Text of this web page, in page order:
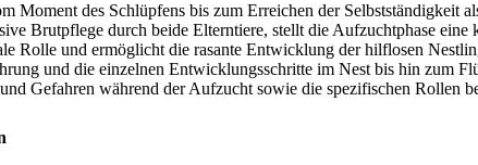
Moment des Schlüpfens bis zum Erreichen der Selbstständigkeit
Brutpflege durch beide Elterntiere, stellt die Aufzuchtphase
Rolle und ermöglicht die rasante Entwicklung der hilflosen
und die einzelnen Entwicklungsschritte im Nest bis hin zum
Gefahren während der Aufzucht sowie die spezifischen Rollen